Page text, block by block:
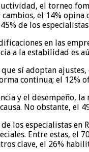
el torneo
el 14%
de los
en las
a la estabilidad es
sí adoptan
continua; el 12%
y el desempeño,
No obstante, el
de los especialistas
Entre estas,
clave, el 26%